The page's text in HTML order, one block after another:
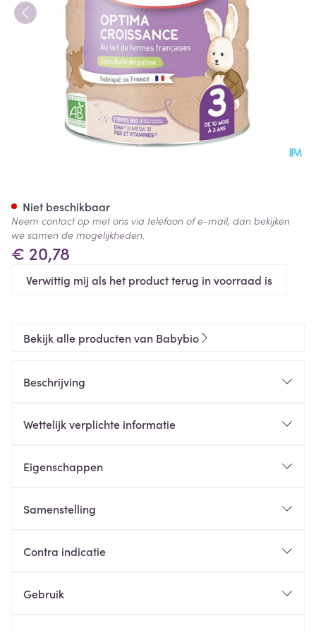
€ 20,78
Verwittig mij als het product terug in voorraad is
Niet beschikbaar
Neem contact op met ons via telefoon of e-mail, dan bekijken
we samen de mogelijkheden.
Bekijk alle producten van Babybio
Beschrijving
Wettelijk verplichte informatie
Eigenschappen
Samenstelling
Contra indicatie
Gebruik